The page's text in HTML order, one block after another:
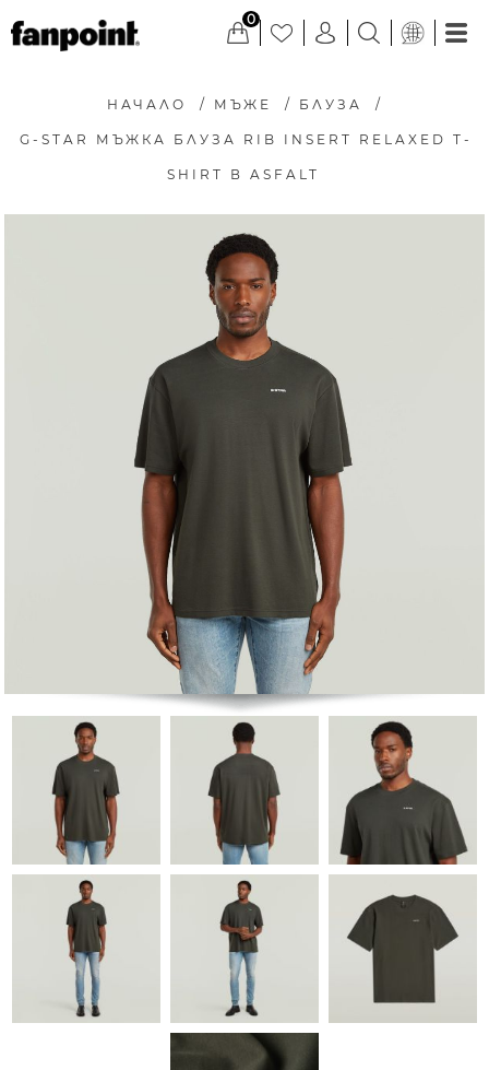
0
НАЧАЛО / МЪЖЕ / БЛУЗА /
G-STAR МЪЖКА БЛУЗА RIB INSERT RELAXED T-
SHIRT В ASFALT